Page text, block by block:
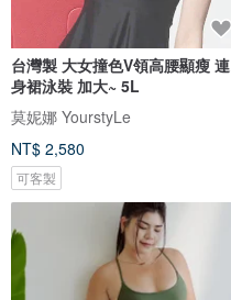
台灣製 大女撞色V領高腰顯瘦 連
身裙泳裝 加大~ 5L
莫妮娜 YourstyLe
NT$ 2,580
可客製